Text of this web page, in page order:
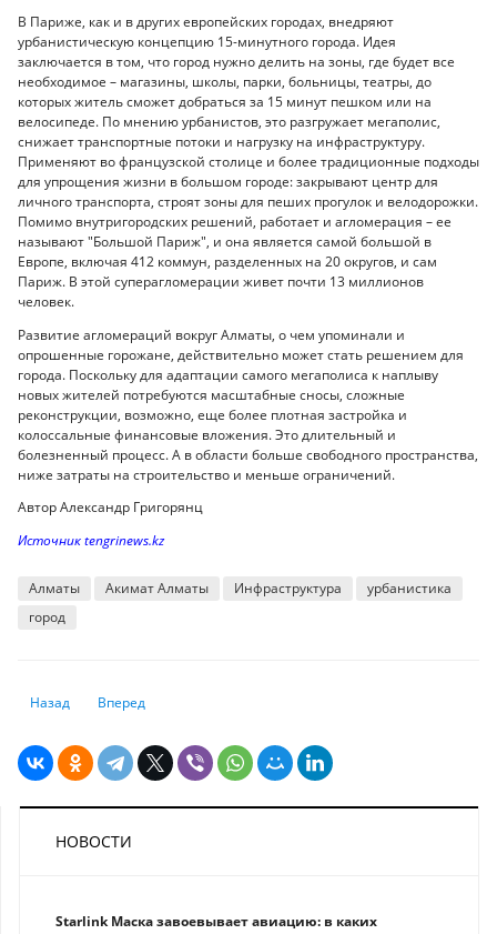
В Париже, как и в других европейских городах, внедряют
урбанистическую концепцию 15-минутного города. Идея
заключается в том, что город нужно делить на зоны, где будет все
необходимое – магазины, школы, парки, больницы, театры, до
которых житель сможет добраться за 15 минут пешком или на
велосипеде. По мнению урбанистов, это разгружает мегаполис,
снижает транспортные потоки и нагрузку на инфраструктуру.
Применяют во французской столице и более традиционные подходы
для упрощения жизни в большом городе: закрывают центр для
личного транспорта, строят зоны для пеших прогулок и велодорожки.
Помимо внутригородских решений, работает и агломерация – ее
называют "Большой Париж", и она является самой большой в
Европе, включая 412 коммун, разделенных на 20 округов, и сам
Париж. В этой суперагломерации живет почти 13 миллионов
человек.
Развитие агломераций вокруг Алматы, о чем упоминали и
опрошенные горожане, действительно может стать решением для
города. Поскольку для адаптации самого мегаполиса к наплыву
новых жителей потребуются масштабные сносы, сложные
реконструкции, возможно, еще более плотная застройка и
колоссальные финансовые вложения. Это длительный и
болезненный процесс. А в области больше свободного пространства,
ниже затраты на строительство и меньше ограничений.
Автор Александр Григорянц
Источник tengrinews.kz
Алматы Акимат Алматы Инфраструктура
урбанистика
город
Предыдущий: Рейтинг самых надёжных авто: Lexus, Toyota и BMW
Назад Следующий: Как изменился порядок въезда граждан
Вперед
НОВОСТИ
Starlink Маска завоевывает авиацию: в каких